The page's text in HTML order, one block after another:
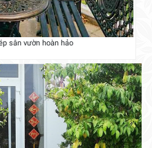
sân vườn hoàn hảo